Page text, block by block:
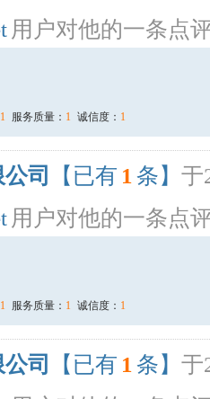
用户对他的一条点
1 服务质量： 1 诚信度： 1
司 【已有 1 条】 于
用户对他的一条点
1 服务质量： 1 诚信度： 1
司 【已有 1 条】 于